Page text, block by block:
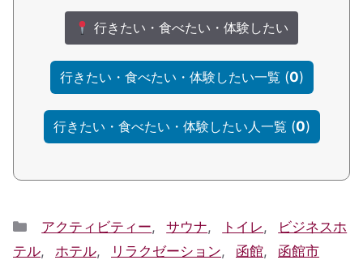
行きたい・食べたい・体験したい
行きたい・食べたい・体験したい一覧 (0)
行きたい・食べたい・体験したい人一覧 (0)
Categories
アクティビティー, サウナ, トイレ ,
ビジネスホ
テル, ホテル, リラクゼーション, 函館,
函館市